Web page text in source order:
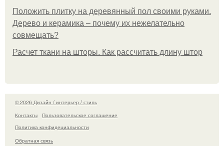
Положить плитку на деревянный пол своими руками.
Дерево и керамика – почему их нежелательно
совмещать?
Расчет ткани на шторы. Как рассчитать длину штор
© 2026 Дизайн / интерьер / стиль
Контакты
Пользовательское соглашение
Политика конфидециальности
Обратная связь